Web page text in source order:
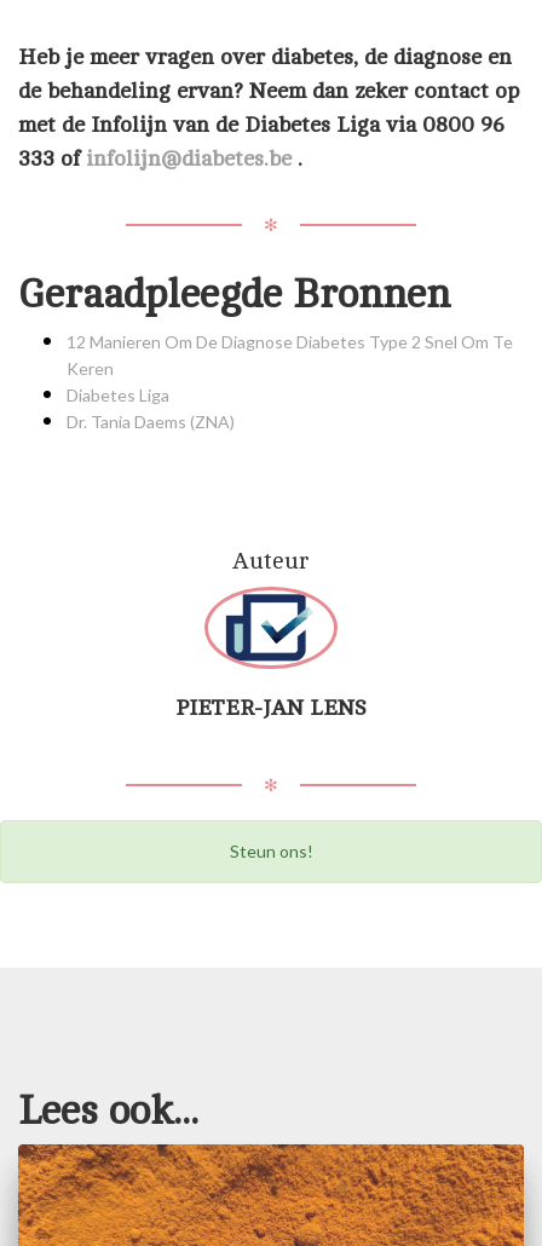
Heb je meer vragen over diabetes, de diagnose en
de behandeling ervan? Neem dan zeker contact op
met de Infolijn van de Diabetes Liga via 0800 96
333 of infolijn@diabetes.be .
✻
Geraadpleegde Bronnen
12 Manieren Om De Diagnose Diabetes Type 2 Snel Om Te
Keren
Diabetes Liga
Dr. Tania Daems (ZNA)
Auteur
PIETER-JAN LENS
✻
Steun ons!
Lees ook...